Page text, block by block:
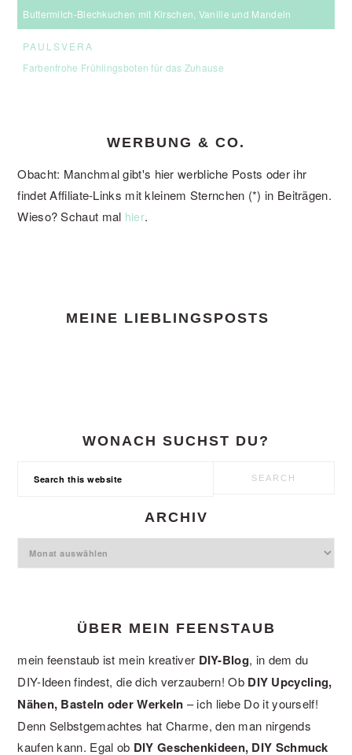
Buttermilch-Blechkuchen mit Kirschen, Vanille und Mandeln
PAULSVERA
Farbenfrohe Frühlingsboten für das Zuhause
WERBUNG & CO.
Obacht: Manchmal gibt's hier werbliche Posts oder ihr
findet Affiliate-Links mit kleinem Sternchen (*) in Beiträgen.
Wieso? Schaut mal hier.
MEINE LIEBLINGSPOSTS
WONACH SUCHST DU?
ARCHIV
Archiv
ÜBER MEIN FEENSTAUB
mein feenstaub ist mein kreativer DIY-Blog, in dem du
DIY-Ideen findest, die dich verzaubern! Ob DIY Upcycling,
Nähen, Basteln oder Werkeln – ich liebe Do it yourself!
Denn Selbstgemachtes hat Charme, den man nirgends
kaufen kann. Egal ob DIY Geschenkideen, DIY Schmuck